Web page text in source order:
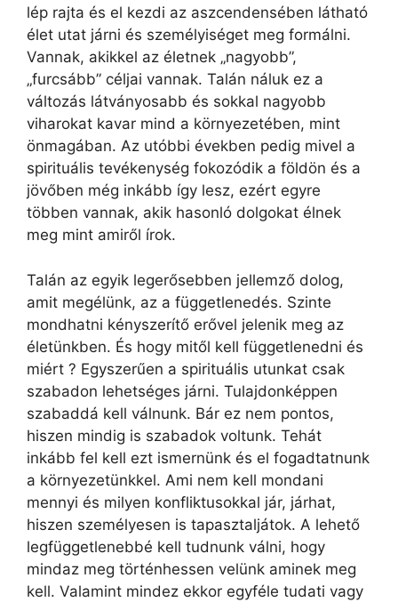
lép rajta és el kezdi az aszcendensében látható
élet utat járni és személyiséget meg formálni.
Vannak, akikkel az életnek „nagyobb”,
„furcsább” céljai vannak. Talán náluk ez a
változás látványosabb és sokkal nagyobb
viharokat kavar mind a környezetében, mint
önmagában. Az utóbbi években pedig mivel a
spirituális tevékenység fokozódik a földön és a
jövőben még inkább így lesz, ezért egyre
többen vannak, akik hasonló dolgokat élnek
meg mint amiről írok.
Talán az egyik legerősebben jellemző dolog,
amit megélünk, az a függetlenedés. Szinte
mondhatni kényszerítő erővel jelenik meg az
életünkben. És hogy mitől kell függetlenedni és
miért ? Egyszerűen a spirituális utunkat csak
szabadon lehetséges járni. Tulajdonképpen
szabaddá kell válnunk. Bár ez nem pontos,
hiszen mindig is szabadok voltunk. Tehát
inkább fel kell ezt ismernünk és el fogadtatnunk
a környezetünkkel. Ami nem kell mondani
mennyi és milyen konfliktusokkal jár, járhat,
hiszen személyesen is tapasztaljátok. A lehető
legfüggetlenebbé kell tudnunk válni, hogy
mindaz meg történhessen velünk aminek meg
kell. Valamint mindez ekkor egyféle tudati vagy